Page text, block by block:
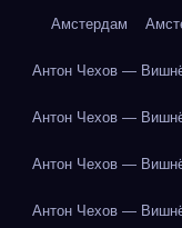
Амстердам
Антон Чехов —
Антон Чехов —
Антон Чехов —
Антон Чехов —